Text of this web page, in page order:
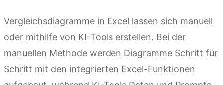
Vergleichsdiagramme in Excel lassen sich manuell
oder mithilfe von KI-Tools erstellen. Bei der
manuellen Methode werden Diagramme Schritt für
Schritt mit den integrierten Excel-Funktionen